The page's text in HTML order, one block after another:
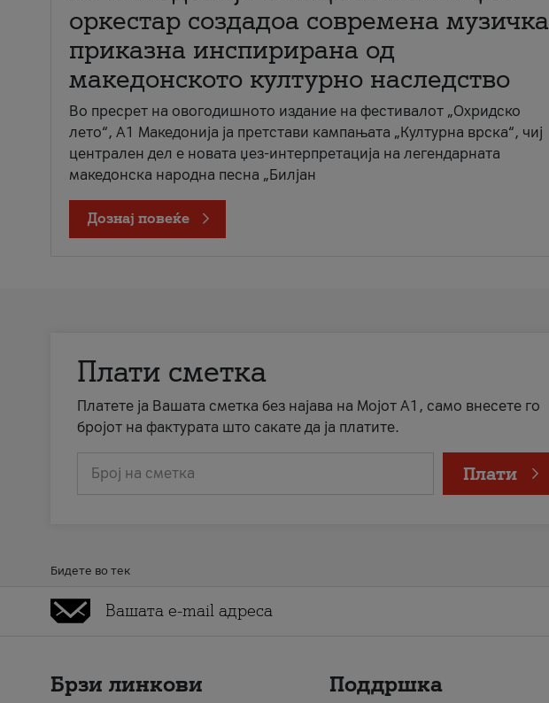
оркестар создадоа современа музичка
приказна инспирирана од
македонското културно наследство
Во пресрет на овогодишното издание на фестивалот „Охридско
лето“, А1 Македонија ја претстави кампањата „Културна врска“, чиј
централен дел е новата џез-интерпретација на легендарната
македонска народна песна „Билјан
Дознај повеќе
Плати сметка
Платете ја Вашата сметка без најава на Мојот А1, само внесете го
бројот на фактурата што сакате да ја платите.
Број на сметка Плати
Бидете во тек
Брзи линкови Поддршка